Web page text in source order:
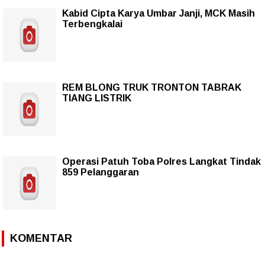
Kabid Cipta Karya Umbar Janji, MCK Masih
Terbengkalai
REM BLONG TRUK TRONTON TABRAK
TIANG LISTRIK
Operasi Patuh Toba Polres Langkat Tindak
859 Pelanggaran
KOMENTAR